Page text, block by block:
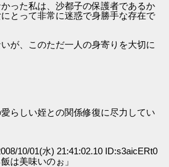
った私は、沙都子の保護者であるか
とって非常に迷惑で身勝手な存在で
が、このただ一人の身寄りを大切に
らしい姪との関係修復に尽力してい
10/01(水) 21:41:02.10 ID:s3aicERt0
は美味いのぉ」